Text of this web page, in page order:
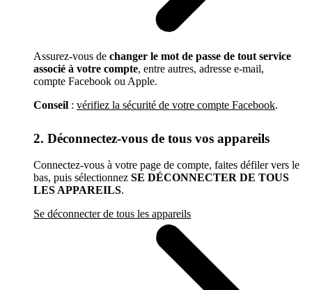
Assurez-vous de changer le mot de passe de tout service
associé à votre compte, entre autres, adresse e-mail,
compte Facebook ou Apple.
Conseil : vérifiez la sécurité de votre compte Facebook.
2. Déconnectez-vous de tous vos appareils
Connectez-vous à votre page de compte, faites défiler vers le
bas, puis sélectionnez SE DÉCONNECTER DE TOUS
LES APPAREILS.
Se déconnecter de tous les appareils